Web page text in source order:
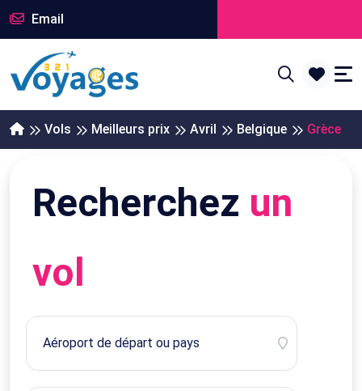
Email
Vols Meilleurs prix Avril Belgique Grèce
Recherchez un
vol